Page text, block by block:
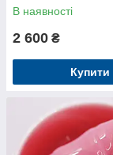
В наявності
2 600 ₴
Купити